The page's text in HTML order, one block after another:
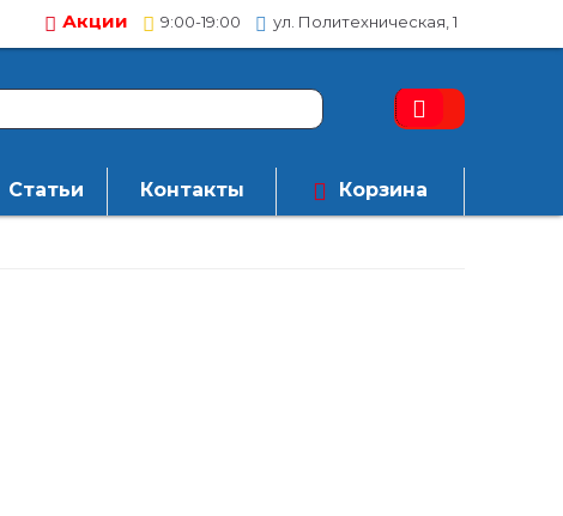
Акции 9:00-19:00 ул. Политехническая, 1
Статьи Контакты Корзина